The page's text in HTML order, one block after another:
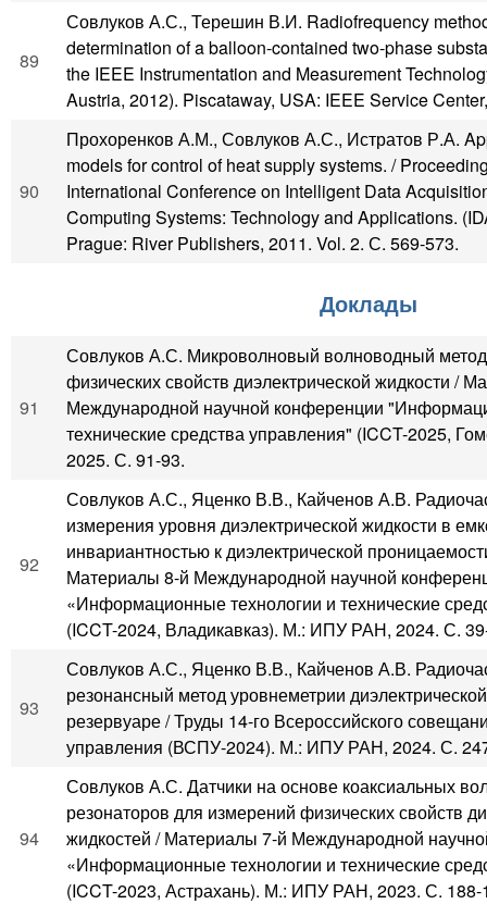
89
Совлуков А.С., Терешин В.И. Radiofrequency
determination of a balloon-contained two-phase
the IEEE Instrumentation and Measurement
Austria, 2012). Piscataway, USA: IEEE Service
90
Прохоренков А.М., Совлуков А.С., Истратов Р.А.
models for control of heat supply systems. /
International Conference on Intelligent Data
Computing Systems: Technology and Applications.
Prague: River Publishers, 2011. Vol. 2. С. 569-573.
Доклады
91
Совлуков А.С. Микроволновый волноводный
физических свойств диэлектрической жидкости /
Международной научной конференции
технические средства управления" (ICCT-2025,
2025. С. 91-93.
92
Совлуков А.С., Яценко В.В., Кайченов А.В.
измерения уровня диэлектрической жидкости в
инвариантностью к диэлектрической
Материалы 8-й Международной научной
«Информационные технологии и технические
(ICCT-2024, Владикавказ). М.: ИПУ РАН, 2024. С.
93
Совлуков А.С., Яценко В.В., Кайченов А.В.
резонансный метод уровнеметрии
резервуаре / Труды 14-го Всероссийского
управления (ВСПУ-2024). М.: ИПУ РАН, 2024. С.
94
Совлуков А.С. Датчики на основе коаксиальных
резонаторов для измерений физических свойств
жидкостей / Материалы 7-й Международной
«Информационные технологии и технические
(ICCT-2023, Астрахань). М.: ИПУ РАН, 2023. С. 188-